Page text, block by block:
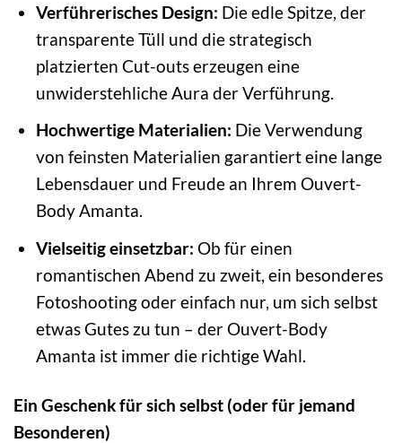
Verführerisches Design: Die edle Spitze, der
transparente Tüll und die strategisch
platzierten Cut-outs erzeugen eine
unwiderstehliche Aura der Verführung.
Hochwertige Materialien: Die Verwendung
von feinsten Materialien garantiert eine lange
Lebensdauer und Freude an Ihrem Ouvert-
Body Amanta.
Vielseitig einsetzbar: Ob für einen
romantischen Abend zu zweit, ein besonderes
Fotoshooting oder einfach nur, um sich selbst
etwas Gutes zu tun – der Ouvert-Body
Amanta ist immer die richtige Wahl.
Ein Geschenk für sich selbst (oder für jemand
Besonderen)